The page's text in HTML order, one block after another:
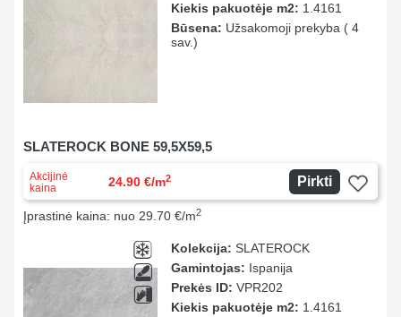
Kiekis pakuotėje m2: 1.4161
Būsena: Užsakomoji prekyba ( 4
sav.)
SLATEROCK BONE 59,5X59,5
Akcijinė
kaina
24.90 €/m2 Pirkti
Įprastinė kaina: nuo 29.70 €/m2
Kolekcija: SLATEROCK
Gamintojas: Ispanija
Prekės ID: VPR202
Kiekis pakuotėje m2: 1.4161